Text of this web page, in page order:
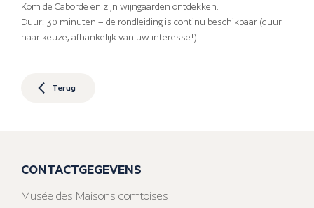
Kom de Caborde en zijn wijngaarden ontdekken.
Duur: 30 minuten – de rondleiding is continu beschikbaar (duur
naar keuze, afhankelijk van uw interesse!)
Terug
CONTACTGEGEVENS
Musée des Maisons comtoises